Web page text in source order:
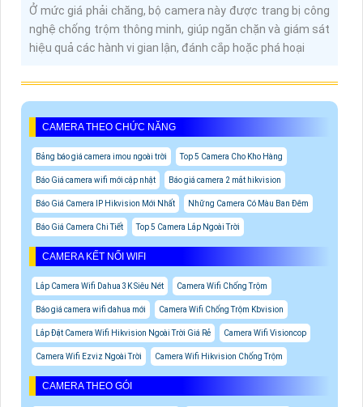
Ở mức giá phải chăng, bộ camera này được trang bị công
nghệ chống trộm thông minh, giúp ngăn chặn và giám sát
hiệu quả các hành vi gian lận, đánh cắp hoặc phá hoại
CAMERA THEO CHỨC NĂNG
Bảng báo giá camera imou ngoài trời Top 5 Camera Cho Kho Hàng
Báo Giá camera wifi mới cập nhật Báo giá camera 2 mắt hikvision
Báo Giá Camera IP Hikvision Mới Nhất Những Camera Có Màu Ban Đêm
Báo Giá Camera Chi Tiết Top 5 Camera Lắp Ngoài Trời
CAMERA KẾT NỐI WIFI
Lắp Camera Wifi Dahua 3K Siêu Nét Camera Wifi Chống Trộm
Báo giá camera wifi dahua mới Camera Wifi Chống Trộm Kbvision
Lắp Đặt Camera Wifi Hikvision Ngoài Trời Giá Rẻ Camera Wifi Visioncop
Camera Wifi Ezviz Ngoài Trời Camera Wifi Hikvision Chống Trộm
CAMERA THEO GÓI